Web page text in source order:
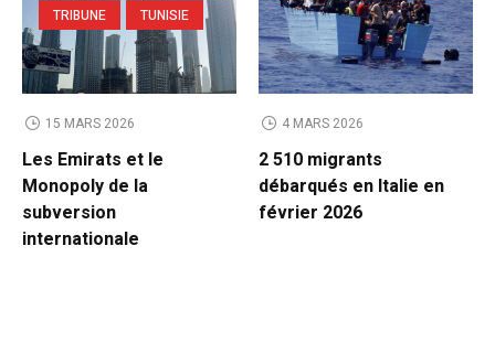
TRIBUNE
TUNISIE
15 MARS 2026
Les Emirats et le
Monopoly de la
subversion
internationale
4 MARS 2026
2 510 migrants
débarqués en Italie en
février 2026